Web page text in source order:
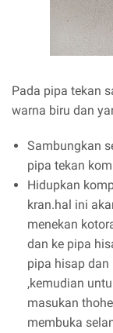
Pada pipa tekan
warna biru dan
Sambungkan
pipa tekan
Hidupkan
kran.hal ini
menekan
dan ke pipa
pipa hisap dan
,kemudian
masukan
membuka